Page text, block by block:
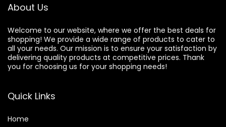
About Us
Welcome to our website, where we offer the best deals for
shopping! We provide a wide range of products to cater to
all your needs. Our mission is to ensure your satisfaction by
delivering quality products at competitive prices. Thank
you for choosing us for your shopping needs!
Quick Links
Home